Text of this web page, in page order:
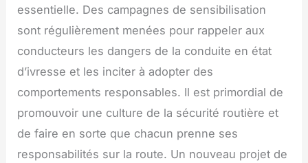
essentielle. Des campagnes de sensibilisation
sont régulièrement menées pour rappeler aux
conducteurs les dangers de la conduite en état
d’ivresse et les inciter à adopter des
comportements responsables. Il est primordial de
promouvoir une culture de la sécurité routière et
de faire en sorte que chacun prenne ses
responsabilités sur la route. Un nouveau projet de